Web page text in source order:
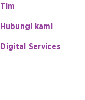
Tim
Hubungi kami
Digital Services